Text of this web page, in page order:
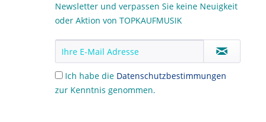
Newsletter und verpassen Sie keine Neuigkeit
oder Aktion von TOPKAUFMUSIK
Ich habe die Datenschutzbestimmungen
zur Kenntnis genommen.